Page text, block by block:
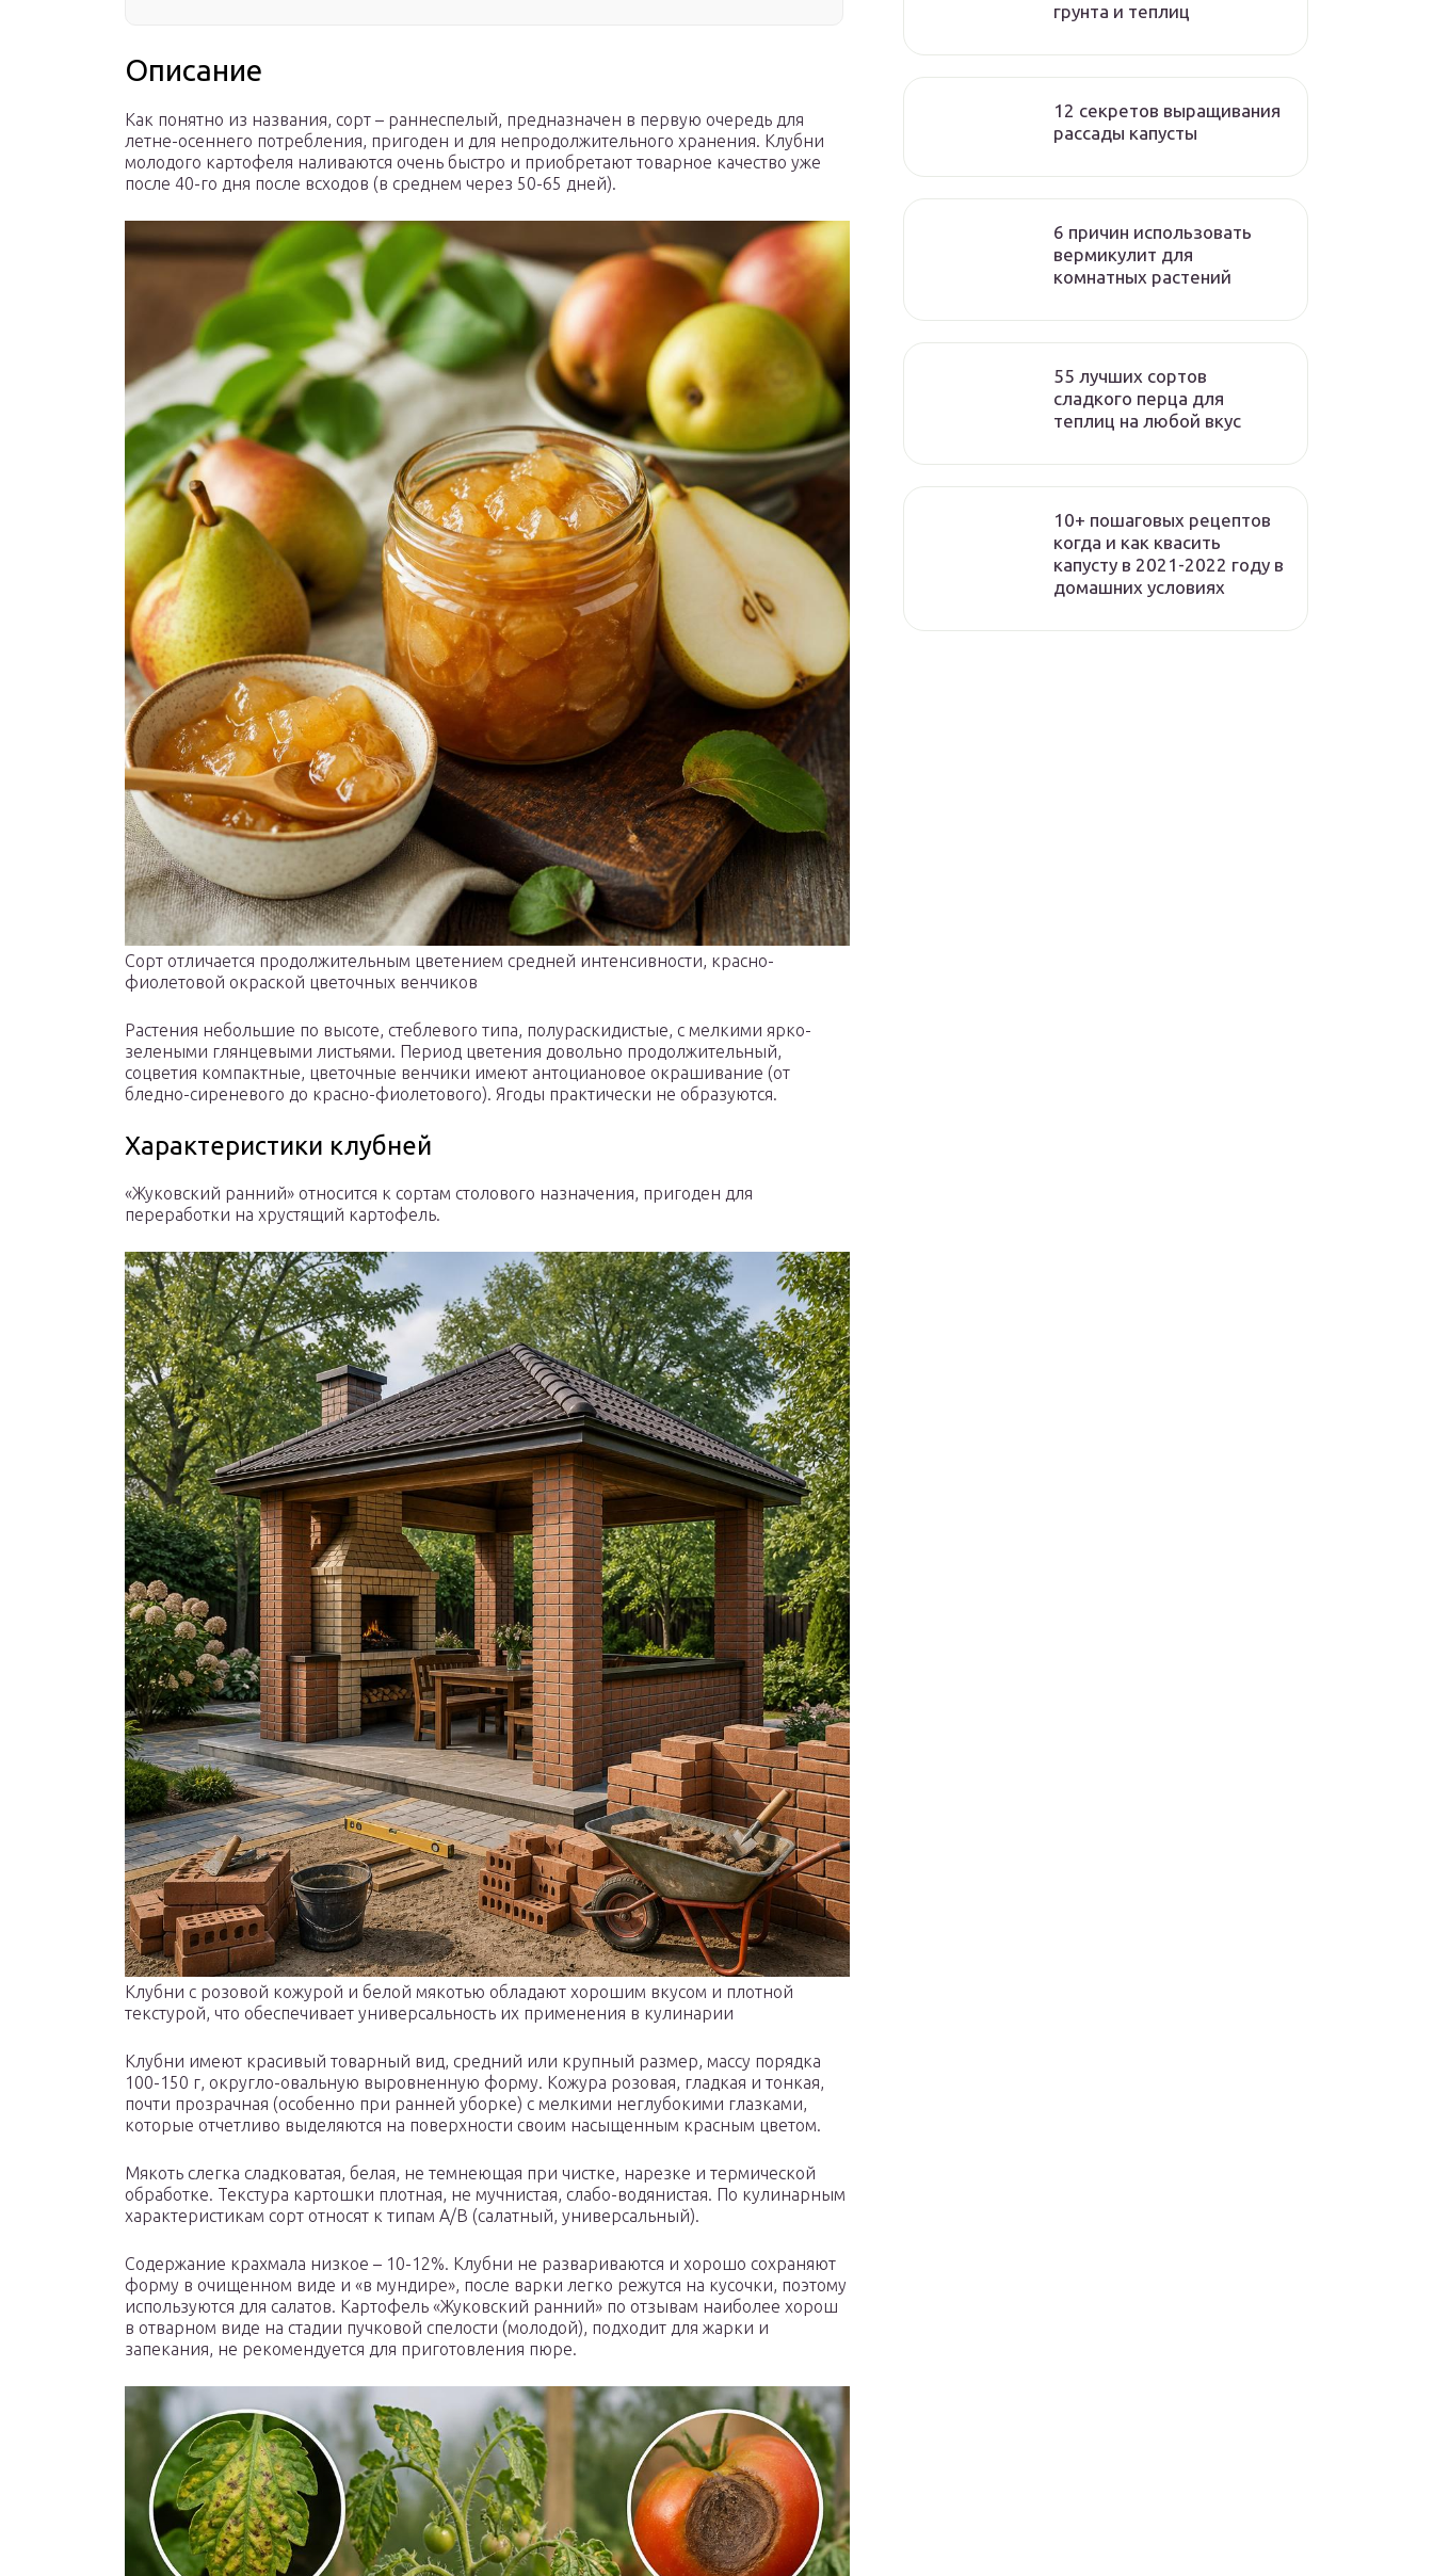
Описание
Как понятно из названия, сорт – раннеспелый, предназначен в первую очередь для
летне-осеннего потребления, пригоден и для непродолжительного хранения. Клубни
молодого картофеля наливаются очень быстро и приобретают товарное качество уже
после 40-го дня после всходов (в среднем через 50-65 дней).
Сорт отличается продолжительным цветением средней интенсивности, красно-
фиолетовой окраской цветочных венчиков
Растения небольшие по высоте, стеблевого типа, полураскидистые, с мелкими ярко-
зелеными глянцевыми листьями. Период цветения довольно продолжительный,
соцветия компактные, цветочные венчики имеют антоциановое окрашивание (от
бледно-сиреневого до красно-фиолетового). Ягоды практически не образуются.
Характеристики клубней
«Жуковский ранний» относится к сортам столового назначения, пригоден для
переработки на хрустящий картофель.
Клубни с розовой кожурой и белой мякотью обладают хорошим вкусом и плотной
текстурой, что обеспечивает универсальность их применения в кулинарии
Клубни имеют красивый товарный вид, средний или крупный размер, массу порядка
100-150 г, округло-овальную выровненную форму. Кожура розовая, гладкая и тонкая,
почти прозрачная (особенно при ранней уборке) с мелкими неглубокими глазками,
которые отчетливо выделяются на поверхности своим насыщенным красным цветом.
Мякоть слегка сладковатая, белая, не темнеющая при чистке, нарезке и термической
обработке. Текстура картошки плотная, не мучнистая, слабо-водянистая. По кулинарным
характеристикам сорт относят к типам А/В (салатный, универсальный).
Содержание крахмала низкое – 10-12%. Клубни не развариваются и хорошо сохраняют
форму в очищенном виде и «в мундире», после варки легко режутся на кусочки, поэтому
используются для салатов. Картофель «Жуковский ранний» по отзывам наиболее хорош
в отварном виде на стадии пучковой спелости (молодой), подходит для жарки и
запекания, не рекомендуется для приготовления пюре.
грунта и теплиц
12 секретов выращивания
рассады капусты
6 причин использовать
вермикулит для
комнатных растений
55 лучших сортов
сладкого перца для
теплиц на любой вкус
10+ пошаговых рецептов
когда и как квасить
капусту в 2021-2022 году в
домашних условиях